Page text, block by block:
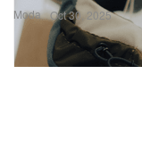
Moda Oct 30, 2025